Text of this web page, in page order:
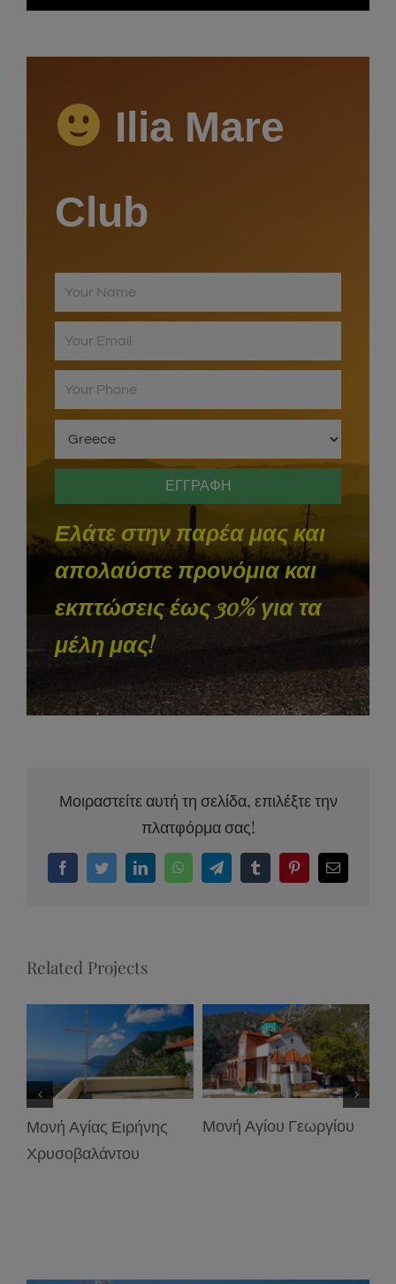
Ilia Mare
Club
Ελάτε στην παρέα μας και
απολαύστε προνόμια και
εκπτώσεις έως 30% για τα
μέλη μας!
Μοιραστείτε αυτή τη σελίδα, επιλέξτε την
πλατφόρμα σας!
FacebookTwitterLinkedInWhatsAppTelegramTumblrPinterestEmail
Related Projects
Μονή Αγίας Ειρήνης
Χρυσοβαλάντου
Μονή Αγίου Γεωργίου